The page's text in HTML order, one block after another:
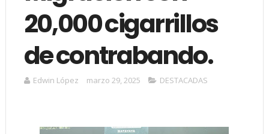
20,000 cigarrillos
de contrabando.
Edwin López marzo 29, 2025 DESTACADAS